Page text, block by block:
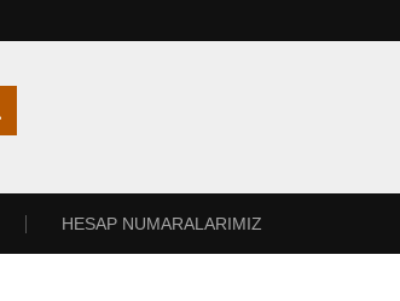
HESAP NUMARALARIMIZ